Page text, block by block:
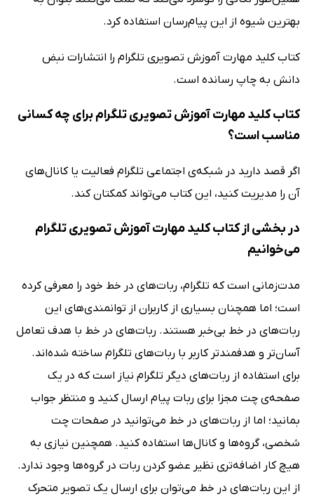
بهترین شیوه از این پیام‌رسان استفاده کرد.
کتاب کلید مهارت آموزش تصویری تلگرام را انتشارات نبض
دانش به چاپ رسانده است.
کتاب کلید مهارت آموزش تصویری تلگرام برای چه کسانی
مناسب است؟
اگر قصد دارید در شبکه‌ی اجتماعی تلگرام فعالیت یا کانال‌های
آن را مدیریت کنید، این کتاب می‌تواند کمکتان کند.
در بخشی از کتاب کلید مهارت آموزش تصویری تلگرام
می‌خوانیم
مدت‌زمانی است که تلگرام، ربات‌های در خط خود را معرفی کرده
است؛ اما همچنان بسیاری از کاربران از توانمندی‌های این
ربات‌های در خط بی‌خبر هستند. ربات‌های در خط با هدف تعامل
آسان‌تر و هدفمندتر کاربر با ربات‌های تلگرام ساخته شده‌اند.
برای استفاده از ربات‌های دیگر تلگرام نیاز است که در یک
صفحه‌ی چت مجزا برای ربات پیام ارسال کنید و منتظر جواب
بمانید؛ اما از ربات‌های در خط می‌توانید در صفحات چت
شخصی، گروه‌ها و کانال‌ها استفاده کنید. همچنین نیازی به
هیچ کار اضافه‌تری نظیر عضو کردن ربات در گروه‌ها وجود ندارد.
از این ربات‌های در خط می‌توان برای ارسال یک تصویر متحرک